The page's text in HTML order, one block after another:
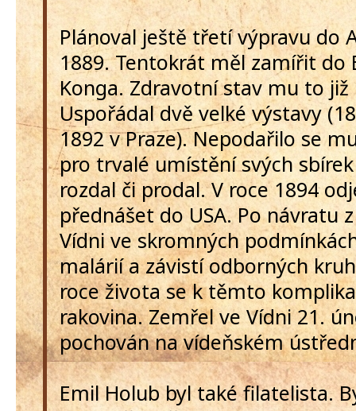
Plánoval ještě třetí výpravu do
1889. Tentokrát měl zamířit do
Konga. Zdravotní stav mu to již
Uspořádal dvě velké výstavy
1892 v Praze). Nepodařilo se
pro trvalé umístění svých
rozdal či prodal. V roce 1894
přednášet do USA. Po návratu
Vídni ve skromných
malárií a závistí odborných
roce života se k těmto
rakovina. Zemřel ve Vídni 21.
pochován na vídeňském
Emil Holub byl také filatelista.